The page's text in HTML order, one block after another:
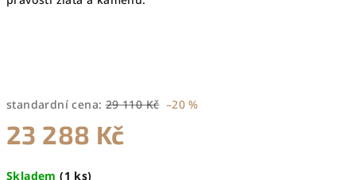
standardní cena: 29 110 Kč –20 %
23 288 Kč
Skladem(1 ks)